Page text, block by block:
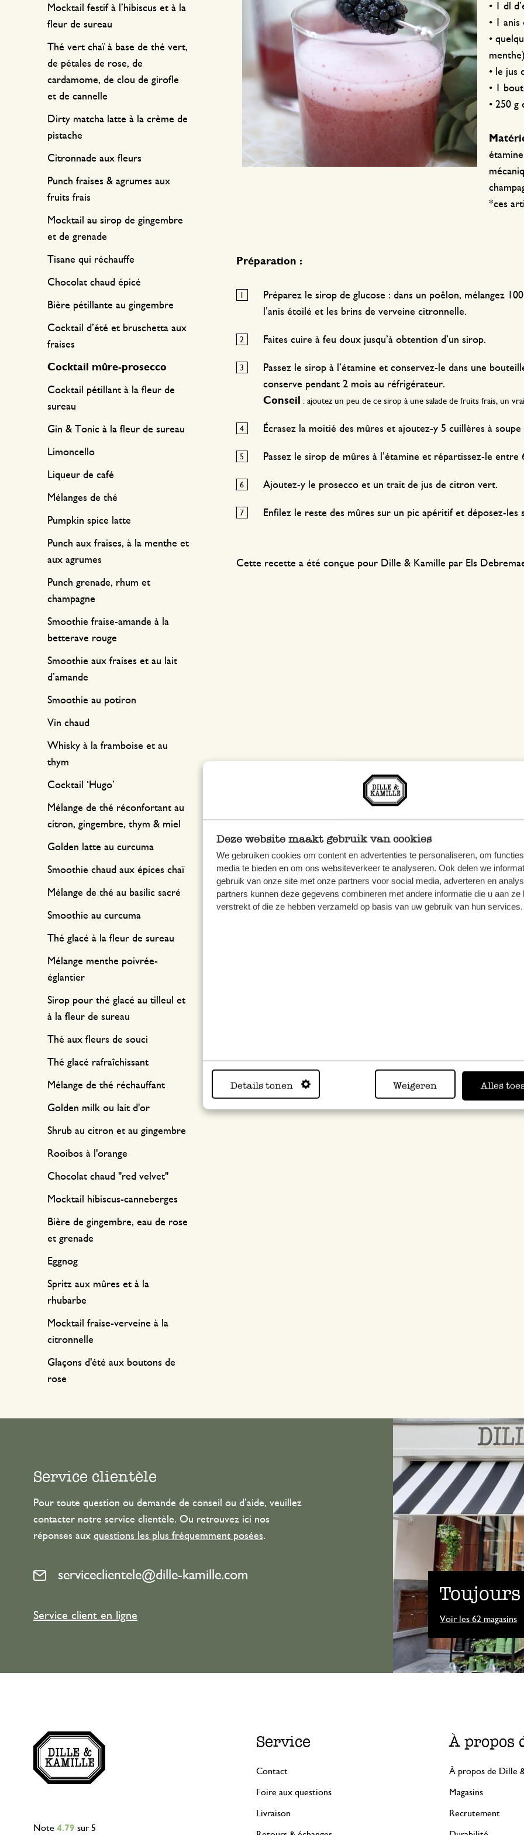
Deze website maakt gebruik van cookies
We gebruiken cookies om content en advertenties te personaliseren, om
media te bieden en om ons websiteverkeer te analyseren. Ook delen we
gebruik van onze site met onze partners voor social media, adverteren en
partners kunnen deze gegevens combineren met andere informatie die u aan ze
verstrekt of die ze hebben verzameld op basis van uw gebruik van hun services.
Details tonen Weigeren Alles
Linge de table
Accessoires pour le thé
Accessoires café
Bougeoirs
Paniers
Papeterie & loisirs
• 1 dl
• 1
•
menthe)
• le jus
• 1
• 250 g
*ces
Préparation :
Préparez le sirop de glucose : dans un poêlon, mélangez
l’anis étoilé et les brins de verveine citronnelle.
Faites cuire à feu doux jusqu’à obtention d’un sirop.
Passez le sirop à l’étamine et conservez-le dans une
conserve pendant 2 mois au réfrigérateur.
Conseil
: ajoutez un peu de ce sirop à une salade de fruits frais, un
Écrasez la moitié des mûres et ajoutez-y 5 cuillères à
Passez le sirop de mûres à l’étamine et répartissez-le
Ajoutez-y le prosecco et un trait de jus de citron vert.
Enfilez le reste des mûres sur un pic apéritif et déposez-les
Cette recette a été conçue pour Dille & Kamille par Els
Mocktail festif à l’hibiscus et à la
fleur de sureau
Thé vert chaï à base de thé vert,
de pétales de rose, de
cardamome, de clou de girofle
et de cannelle
Dirty matcha latte à la crème de
pistache
Citronnade aux fleurs
Punch fraises & agrumes aux
fruits frais
Mocktail au sirop de gingembre
et de grenade
Tisane qui réchauffe
Chocolat chaud épicé
Bière pétillante au gingembre
Cocktail d’été et bruschetta aux
fraises
Cocktail mûre-prosecco
Cocktail pétillant à la fleur de
sureau
Gin & Tonic à la fleur de sureau
Limoncello
Liqueur de café
Mélanges de thé
Pumpkin spice latte
Punch aux fraises, à la menthe et
aux agrumes
Punch grenade, rhum et
champagne
Smoothie fraise-amande à la
betterave rouge
Smoothie aux fraises et au lait
d’amande
Smoothie au potiron
Vin chaud
Whisky à la framboise et au
thym
Cocktail ‘Hugo’
Mélange de thé réconfortant au
citron, gingembre, thym & miel
Golden latte au curcuma
Smoothie chaud aux épices chaï
Mélange de thé au basilic sacré
Smoothie au curcuma
Thé glacé à la fleur de sureau
Mélange menthe poivrée-
églantier
Sirop pour thé glacé au tilleul et
à la fleur de sureau
Thé aux fleurs de souci
Thé glacé rafraîchissant
Mélange de thé réchauffant
Golden milk ou lait d'or
Shrub au citron et au gingembre
Rooibos à l'orange
Chocolat chaud "red velvet"
Mocktail hibiscus-canneberges
Bière de gingembre, eau de rose
et grenade
Eggnog
Spritz aux mûres et à la
rhubarbe
Mocktail fraise-verveine à la
citronnelle
Glaçons d'été aux boutons de
rose
Voir les 62 magasins
Service clientèle
Pour toute question ou demande de conseil ou d’aide, veuillez
contacter notre service clientèle. Ou retrouvez ici nos
réponses aux questions les plus fréquemment posées.
serviceclientele@dille-kamille.com
Service client en ligne
Note 4.79 sur 5
Service
Contact
Foire aux questions
Livraison
À propos
À propos de Dille
Magasins
Recrutement